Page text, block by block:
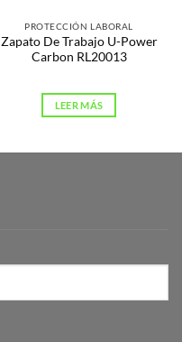
PROTECCIÓN LABORAL
Zapato De Trabajo U-Power
Carbon RL20013
LEER MÁS